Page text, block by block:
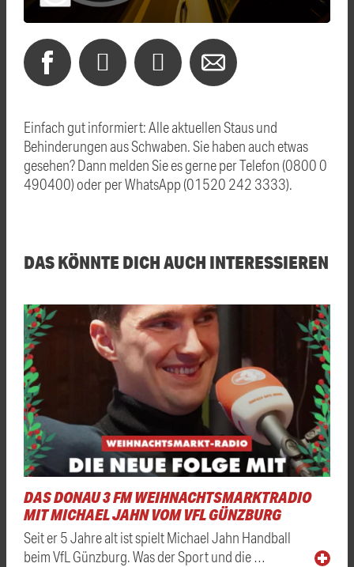
Einfach gut informiert: Alle aktuellen Staus und
Behinderungen aus Schwaben. Sie haben auch etwas
gesehen? Dann melden Sie es gerne per Telefon (0800 0
490400) oder per WhatsApp (01520 242 3333).
DAS KÖNNTE DICH AUCH INTERESSIEREN
DAS DONAU 3 FM WEIHNACHTSMARKTRADIO
MIT MICHAEL JAHN VOM VFL GÜNZBURG
Seit er 5 Jahre alt ist spielt Michael Jahn Handball
beim VfL Günzburg. Was der Sport und die …